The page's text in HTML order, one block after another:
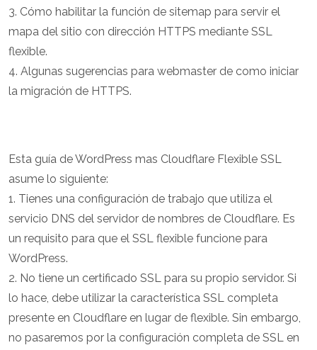
3. Cómo habilitar la función de sitemap para servir el
mapa del sitio con dirección HTTPS mediante SSL
flexible.
4. Algunas sugerencias para webmaster de como iniciar
la migración de HTTPS.
Esta guía de WordPress mas Cloudflare Flexible SSL
asume lo siguiente:
1. Tienes una configuración de trabajo que utiliza el
servicio DNS del servidor de nombres de Cloudflare. Es
un requisito para que el SSL flexible funcione para
WordPress.
2. No tiene un certificado SSL para su propio servidor. Si
lo hace, debe utilizar la característica SSL completa
presente en Cloudflare en lugar de flexible. Sin embargo,
no pasaremos por la configuración completa de SSL en